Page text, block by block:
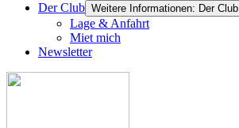
Der Club Weitere Informationen: Der Club
Lage & Anfahrt
Miet mich
Newsletter